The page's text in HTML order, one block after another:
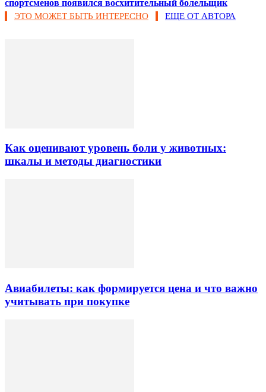
спортсменов появился восхитительный болельщик
ЭТО МОЖЕТ БЫТЬ ИНТЕРЕСНО ЕЩЕ ОТ АВТОРА
Как оценивают уровень боли у животных:
шкалы и методы диагностики
Авиабилеты: как формируется цена и что важно
учитывать при покупке